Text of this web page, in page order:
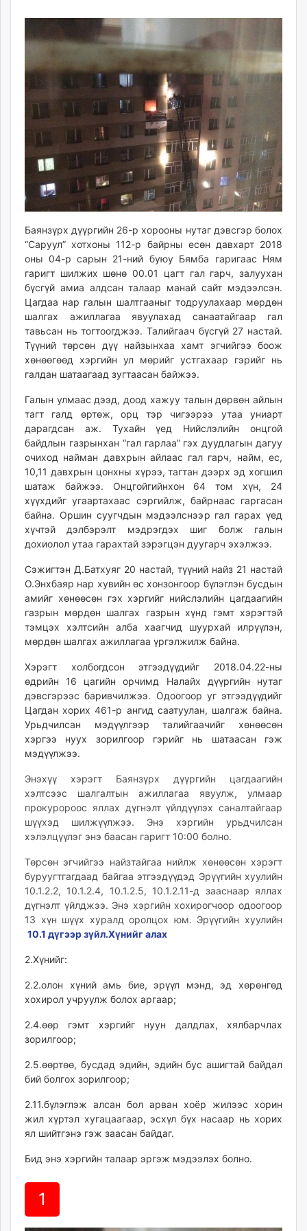
Livetv.mn
Eguur.mn
eagle.mn
ergelt.mn
zarig.mn
today.mn
zuv.mn
mminfo.mn
urlag.mn
unen.mn
shudarga.mn
shuurhai.mn
unuudur.mn
isee.mn
mglradio.com
fact.mn
tumen.mn
times.mn
tvmongolia.mn
mass.mn
unegui.mn
assa.mn
toim.mn
tac.mn
unread.today
11:08:37
14:33:46
Баянзүрх дүүргийн 26-р хорооны нутаг дэвсгэр болох
“Саруул” хотхоны 112-р байрны есөн давхарт 2018
оны 04-р сарын 21-ний буюу Бямба гаригаас Ням
гаригт шилжих шөнө 00.01 цагт гал гарч, залуухан
бүсгүй амиа алдсан талаар манай сайт мэдээлсэн.
Цагдаа нар галын шалтгааныг тодруулахаар мөрдөн
шалгах ажиллагаа явуулахад санаатайгаар гал
тавьсан нь тогтоогджээ. Талийгаач бүсгүй 27 настай.
Түүний төрсөн дүү найзынхаа хамт эгчийгээ боож
хөнөөгөөд хэргийн ул мөрийг устгахаар гэрийг нь
галдан шатаагаад зугтаасан байжээ.
Галын улмаас дээд, доод хажуу талын дөрвөн айлын
тагт галд өртөж, орц тэр чигээрээ утаа униарт
дарагдсан аж. Тухайн үед Нийслэлийн онцгой
байдлын газрынхан “гал гарлаа” гэх дуудлагын дагуу
очиход найман давхрын айлаас гал гарч, найм, ес,
10,11 давхрын цонхны хүрээ, тагтан дээрх эд хогшил
шатаж байжээ. Онцгойгийнхон 64 том хүн, 24
хүүхдийг угаартахаас сэргийлж, байрнаас гаргасан
байна. Оршин суугчдын мэдээлснээр гал гарах үед
хүчтэй дэлбэрэлт мэдрэгдэх шиг болж галын
дохиолол утаа гарахтай зэрэгцэн дуугарч эхэлжээ.
Сэжигтэн Д.Батхуяг 20 настай, түүний найз 21 настай
О.Энхбаяр нар хувийн өс хонзонгоор бүлэглэн бусдын
амийг хөнөөсөн гэх хэргийг нийслэлийн цагдаагийн
газрын мөрдөн шалгах газрын хүнд гэмт хэрэгтэй
тэмцэх хэлтсийн алба хаагчид шуурхай илрүүлэн,
мөрдөн шалгах ажиллагаа үргэлжилж байна.
Хэрэгт холбогдсон этгээдүүдийг 2018.04.22-ны
өдрийн 16 цагийн орчимд Налайх дүүргийн нутаг
дэвсгэрээс баривчилжээ. Одоогоор уг этгээдүүдийг
Цагдан хорих 461-р ангид саатуулан, шалгаж байна.
Урьдчилсан мэдүүлгээр талийгаачийг хөнөөсөн
хэргээ нуух зорилгоор гэрийг нь шатаасан гэж
мэдүүлжээ.
Энэхүү хэрэгт Баянзүрх дүүргийн цагдаагийн
хэлтсээс шалгалтын ажиллагаа явуулж, улмаар
прокуророос яллах дүгнэлт үйлдүүлэх саналтайгаар
шүүхэд шилжүүлжээ. Энэ хэргийн урьдчилсан
хэлэлцүүлэг энэ баасан гаригт 10:00 болно.
Төрсөн эгчийгээ найзтайгаа нийлж хөнөөсөн хэрэгт
буруугтгагдаад байгаа этгээдүүдэд Эрүүгийн хуулийн
10.1.2.2, 10.1.2.4, 10.1.2.5, 10.1.2.11-д зааснаар яллах
дүгнэлт үйлджээ. Энэ хэргийн хохирогчоор одоогоор
13 хүн шүүх хуралд оролцох юм. Эрүүгийн хуулийн
10.1 дүгээр зүйл.Хүнийг алах
2.Хүнийг:
2.2.олон хүний амь бие, эрүүл мэнд, эд хөрөнгөд
хохирол учруулж болох аргаар;
2.4.өөр гэмт хэргийг нуун далдлах, хялбарчлах
зорилгоор;
2.5.өөртөө, бусдад эдийн, эдийн бус ашигтай байдал
бий болгох зорилгоор;
2.11.бүлэглэж алсан бол арван хоёр жилээс хорин
жил хүртэл хугацаагаар, эсхүл бүх насаар нь хорих
ял шийтгэнэ гэж заасан байдаг.
Бид энэ хэргийн талаар эргэж мэдээлэх болно.
1